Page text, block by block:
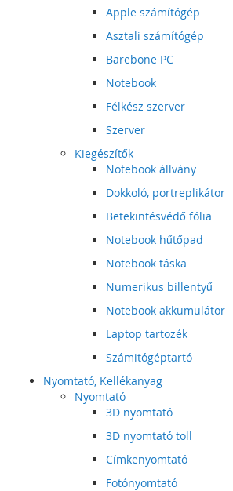
Apple számítógép
Asztali számítógép
Barebone PC
Notebook
Félkész szerver
Szerver
Kiegészítők
Notebook állvány
Dokkoló, portreplikátor
Betekintésvédő fólia
Notebook hűtőpad
Notebook táska
Numerikus billentyű
Notebook akkumulátor
Laptop tartozék
Számitógéptartó
Nyomtató, Kellékanyag
Nyomtató
3D nyomtató
3D nyomtató toll
Címkenyomtató
Fotónyomtató